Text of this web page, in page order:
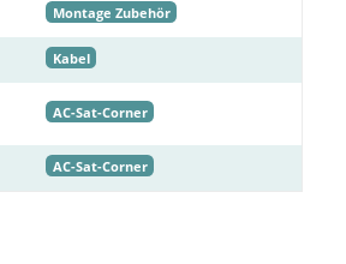
Montage Zubehör
Kabel
AC-Sat-Corner
AC-Sat-Corner